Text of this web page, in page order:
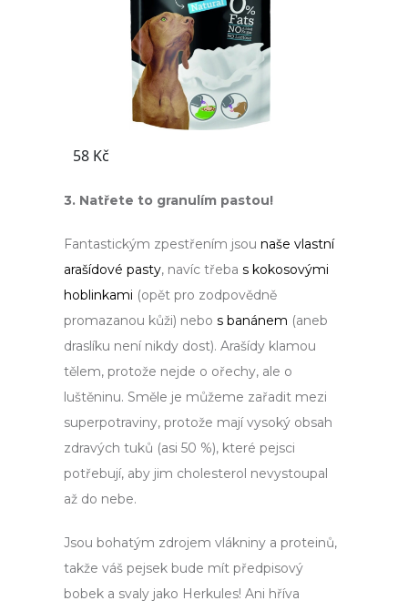
3. Natřete to granulím pastou!
Fantastickým zpestřením jsou naše vlastní
arašídové pasty, navíc třeba s kokosovými
hoblinkami (opět pro zodpovědně
promazanou kůži) nebo s banánem (aneb
draslíku není nikdy dost). Arašídy klamou
tělem, protože nejde o ořechy, ale o
luštěninu. Směle je můžeme zařadit mezi
superpotraviny, protože mají vysoký obsah
zdravých tuků (asi 50 %), které pejsci
potřebují, aby jim cholesterol nevystoupal
až do nebe.
Jsou bohatým zdrojem vlákniny a proteinů,
takže váš pejsek bude mít předpisový
bobek a svaly jako Herkules! Ani hříva